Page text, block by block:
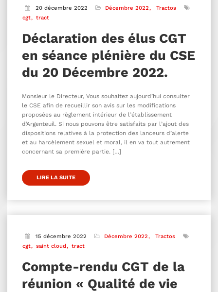
20 décembre 2022 Décembre 2022
Tractos
cgt
tract
Déclaration des élus CGT
en séance plénière du CSE
du 20 Décembre 2022.
Monsieur le Directeur, Vous souhaitez aujourd’hui consulter
le CSE afin de recueillir son avis sur les modifications
proposées au règlement intérieur de l’établissement
d’Argenteuil. Si nous pouvons être satisfaits par l’ajout des
dispositions relatives à la protection des lanceurs d’alerte
et au harcèlement sexuel et moral, il en va tout autrement
concernant sa première partie. […]
LIRE LA SUITE
15 décembre 2022 Décembre 2022
Tractos
cgt
saint cloud tract
Compte-rendu CGT de la
réunion « Qualité de vie